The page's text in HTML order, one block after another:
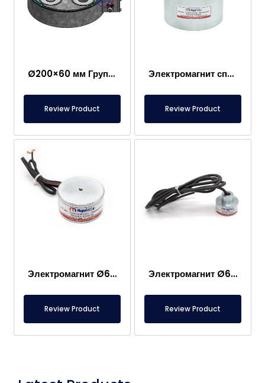
Ø200×60 мм Группа из 4-х электромагнитов, Фиксирующий магнит
Review Product
Электромагнит специального производства Ø132×77 мм
Review Product
Электромагнит Ø60×30 мм с боковым выводом кабеля
Review Product
Электромагнит Ø60×30 мм со специальным резьбовым отверстием
Review Product